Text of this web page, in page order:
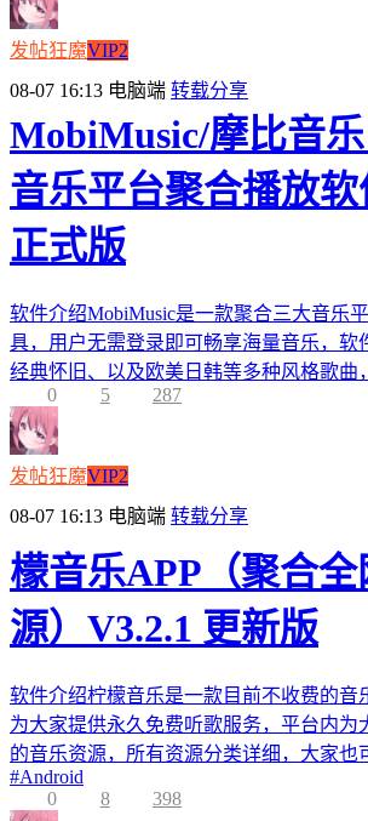
发帖狂魔VIP2
08-07 16:13 电脑端 转载分享
MobiMusic/摩比音
音乐平台聚合播放软
正式版
软件介绍MobiMusic是一款聚合三大音乐
具，用户无需登录即可畅享海量音乐，软
经典怀旧、以及欧美日韩等多种风格歌曲
0
5 287
发帖狂魔VIP2
08-07 16:13 电脑端 转载分享
檬音乐APP（聚合
源）V3.2.1 更新版
软件介绍柠檬音乐是一款目前不收费的音
为大家提供永久免费听歌服务，平台内为
的音乐资源，所有资源分类详细，大家也
#Android
0
8 398